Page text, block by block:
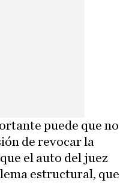
puede que no
de revocar la
el auto del juez
estructural, que